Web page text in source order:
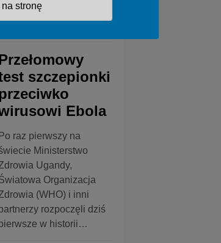
stronę
celu poprawy kontroli
szczepionki
Ebola
Po raz pierwszy na
Ministerstwo
Ugandy,
Organizacja
(WHO) i inni
rozpoczęli dziś
w historii…